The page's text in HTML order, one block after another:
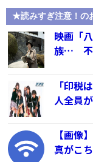
★読みすぎ注意！の
映画「
族… 不
「印税
人全員
【画像
真がこ